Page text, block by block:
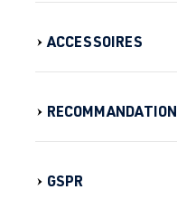
ACCESSOIRES
GSPR